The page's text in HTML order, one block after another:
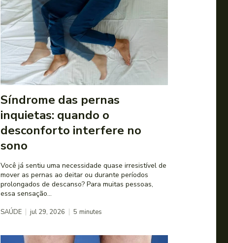
Síndrome das pernas
inquietas: quando o
desconforto interfere no
sono
Você já sentiu uma necessidade quase irresistível de
mover as pernas ao deitar ou durante períodos
prolongados de descanso? Para muitas pessoas,
essa sensação...
SAÚDE jul 29, 2026 5 minutes